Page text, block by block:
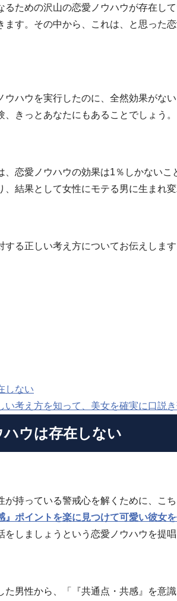
るための沢山の恋愛ノウハウが存在し
ます。その中から、これは、と思った
ウハウを実行したのに、全然効果がな
、きっとあなたにもあることでしょう。
、恋愛ノウハウの効果は1％しかない
、結果として女性にモテる男に生まれ変
る正しい考え方についてお伝えします
しない
い考え方を知って、美女を確実に口説
ハウは存在しない
が持っている警戒心を解くために、こ
ポイントを楽に見つけて可愛い彼女を
をしましょうという恋愛ノウハウを提唱
た男性から、「『共通点・共感』を意